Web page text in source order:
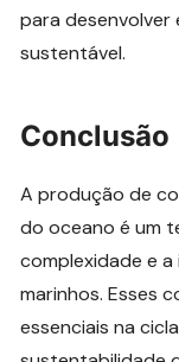
para desenvolver
sustentável.
Conclusão
A produção de
do oceano é um
complexidade e
marinhos. Esses
essenciais na